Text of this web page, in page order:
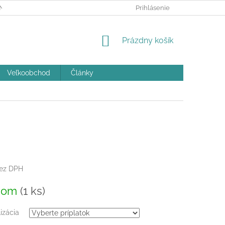
ÚDAJOV A POUČENIE O COOKIES REKLAMAČNÝ PORIADOK
Prihlásenie
NÁKUPNÝ
Prázdny košík
Veľkoobchod Články
DPH
(1 ks)